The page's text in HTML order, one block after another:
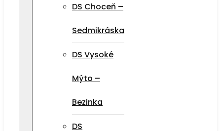
DS Choceň –
Sedmikráska
DS Vysoké
Mýto –
Bezinka
DS